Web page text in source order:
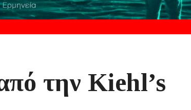
την Kiehl’s